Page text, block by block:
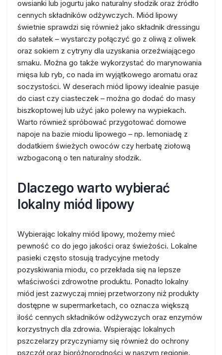
owsianki lub jogurtu jako naturalny słodzik oraz źródło
cennych składników odżywczych. Miód lipowy
świetnie sprawdzi się również jako składnik dressingu
do sałatek – wystarczy połączyć go z oliwą z oliwek
oraz sokiem z cytryny dla uzyskania orzeźwiającego
smaku. Można go także wykorzystać do marynowania
mięsa lub ryb, co nada im wyjątkowego aromatu oraz
soczystości. W deserach miód lipowy idealnie pasuje
do ciast czy ciasteczek – można go dodać do masy
biszkoptowej lub użyć jako polewy na wypiekach.
Warto również spróbować przygotować domowe
napoje na bazie miodu lipowego – np. lemoniadę z
dodatkiem świeżych owoców czy herbatę ziołową
wzbogaconą o ten naturalny słodzik.
Dlaczego warto wybierać
lokalny miód lipowy
Wybierając lokalny miód lipowy, możemy mieć
pewność co do jego jakości oraz świeżości. Lokalne
pasieki często stosują tradycyjne metody
pozyskiwania miodu, co przekłada się na lepsze
właściwości zdrowotne produktu. Ponadto lokalny
miód jest zazwyczaj mniej przetworzony niż produkty
dostępne w supermarketach, co oznacza większą
ilość cennych składników odżywczych oraz enzymów
korzystnych dla zdrowia. Wspierając lokalnych
pszczelarzy przyczyniamy się również do ochrony
pszczół oraz bioróżnorodności w naszym regionie.